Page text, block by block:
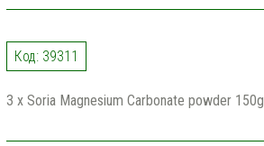
Код: 39311
3 x Soria Magnesium Carbonate powder 150g